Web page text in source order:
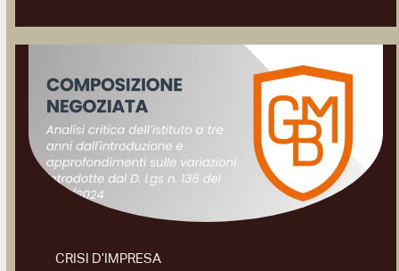
CRISI D’IMPRESA